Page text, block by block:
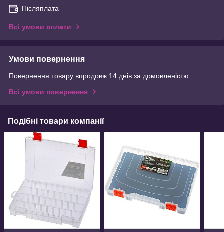
Післяплата
Всі умови оплати
Умови повернення
Повернення товару впродовж 14 днів за домовленістю
Всі умови повернення
Подібні товари компанії